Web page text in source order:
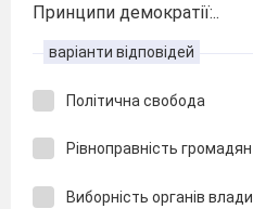
Принципи демократії:..
варіанти відповідей
Політична свобода
Рівноправність громадян
Виборність органів влади